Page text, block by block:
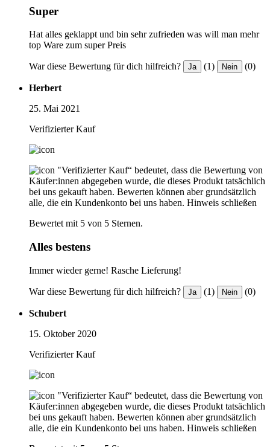
Super
Hat alles geklappt und bin sehr zufrieden was will man mehr
top Ware zum super Preis
War diese Bewertung für dich hilfreich? Ja (1) Nein (0)
Herbert
25. Mai 2021
Verifizierter Kauf
"Verifizierter Kauf“ bedeutet, dass die Bewertung von
Käufer:innen abgegeben wurde, die dieses Produkt tatsächlich
bei uns gekauft haben. Bewerten können aber grundsätzlich
alle, die ein Kundenkonto bei uns haben. Hinweis schließen
Bewertet mit 5 von 5 Sternen.
Alles bestens
Immer wieder gerne! Rasche Lieferung!
War diese Bewertung für dich hilfreich? Ja (1) Nein (0)
Schubert
15. Oktober 2020
Verifizierter Kauf
"Verifizierter Kauf“ bedeutet, dass die Bewertung von
Käufer:innen abgegeben wurde, die dieses Produkt tatsächlich
bei uns gekauft haben. Bewerten können aber grundsätzlich
alle, die ein Kundenkonto bei uns haben. Hinweis schließen